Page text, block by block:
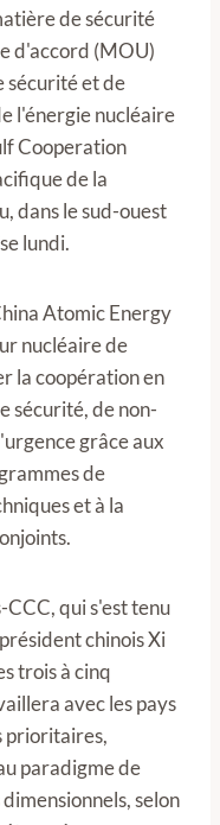
de sécurité
d'accord (MOU)
sécurité et de
l'énergie nucléaire
Cooperation
de la
dans le sud-ouest
lundi.
Atomic Energy
nucléaire de
la coopération en
sécurité, de non-
grâce aux
de
et à la
qui s'est tenu
chinois Xi
trois à cinq
avec les pays
prioritaires,
paradigme de
selon